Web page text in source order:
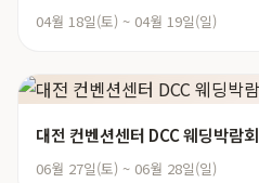
04월 18일(토) ~ 04월 19일(일)
대전 컨벤션센터 DCC 웨딩박람회
06월 27일(토) ~ 06월 28일(일)